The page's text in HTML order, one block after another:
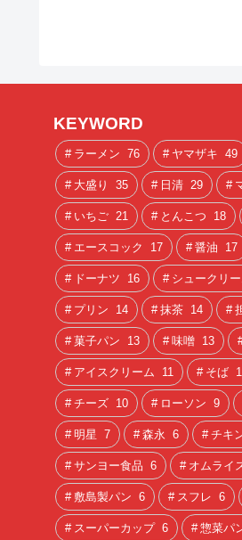
KEYWORD
ラーメン 76 ヤマザキ 49
大盛り 35 日清 29
いちご 21 とんこつ 18
エースコック 17 醤油 17
ドーナツ 16 シュークリ
プリン 14 抹茶 14
菓子パン 13 味噌 13
アイスクリーム 11 そば
チーズ 10 ローソン 9
明星 7 森永 6 チキ
サンヨー食品 6 オムライ
敷島製パン 6 スフレ 6
スーパーカップ 6 惣菜パ